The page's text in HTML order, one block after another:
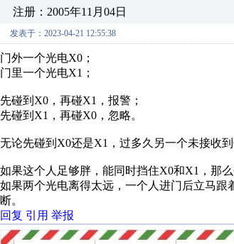
注册：2005年11月04日
发表于：2023-04-21 12:55:38
门外一个光电X0；
门里一个光电X1；
先碰到X0，再碰X1，报警；
先碰到X1，再碰X0，忽略。
无论先碰到X0还是X1，过多久另一个未接收到
如果这个人足够胖，能同时挡住X0和X1，那么
如果两个光电离得太远，一个人进门后立马跟
断。
回复 引用 举报